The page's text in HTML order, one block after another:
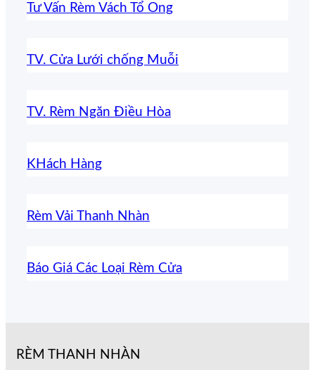
Tư Vấn Rèm Vách Tổ Ong
TV. Cửa Lưới chống Muỗi
TV. Rèm Ngăn Điều Hòa
KHách Hàng
Rèm Vải Thanh Nhàn
Báo Giá Các Loại Rèm Cửa
RÈM THANH NHÀN